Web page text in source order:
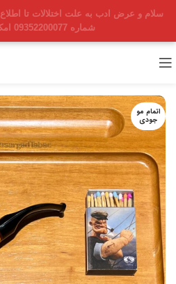
سلام و عرض ادب به علت اختلالات تا
شماره 09352200077 امکان پذیر است.
اتمام مو
جودی